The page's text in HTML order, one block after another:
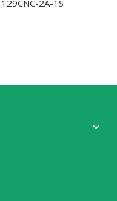
129CNC-2A-1S